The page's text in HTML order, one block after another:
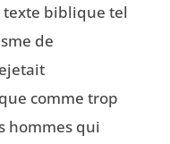
texte biblique tel
de
comme trop
hommes qui